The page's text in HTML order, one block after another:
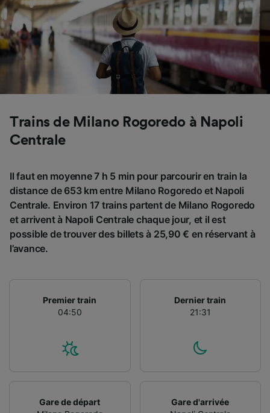
Trains de Milano Rogoredo à Napoli
Centrale
Il faut en moyenne 7 h 5 min pour parcourir en train la
distance de 653 km entre Milano Rogoredo et Napoli
Centrale. Environ 17 trains partent de Milano Rogoredo
et arrivent à Napoli Centrale chaque jour, et il est
possible de trouver des billets à 25,90 € en réservant à
l’avance.
Premier train
04:50
Dernier train
21:31
Gare de départ
Gare d'arrivée